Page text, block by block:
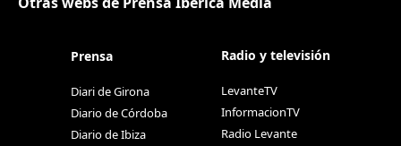
Prensa
Diari de Girona
Diario de Córdoba
Diario de Ibiza
Radio y televisión
LevanteTV
InformacionTV
Radio Levante